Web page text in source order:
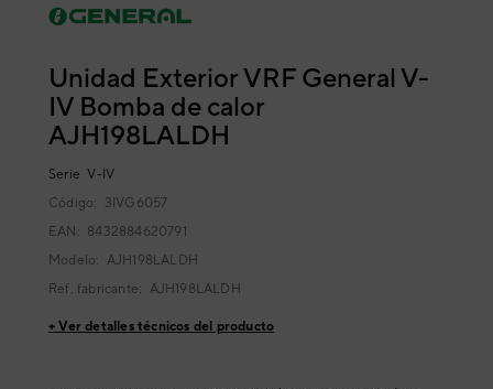
Unidad Exterior VRF General V-
IV Bomba de calor
AJH198LALDH
Serie V-IV
Código: 3IVG6057
EAN: 8432884620791
Modelo: AJH198LALDH
Ref. fabricante: AJH198LALDH
+ Ver detalles técnicos del producto